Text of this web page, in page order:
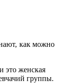
как можно
это женская
группы.